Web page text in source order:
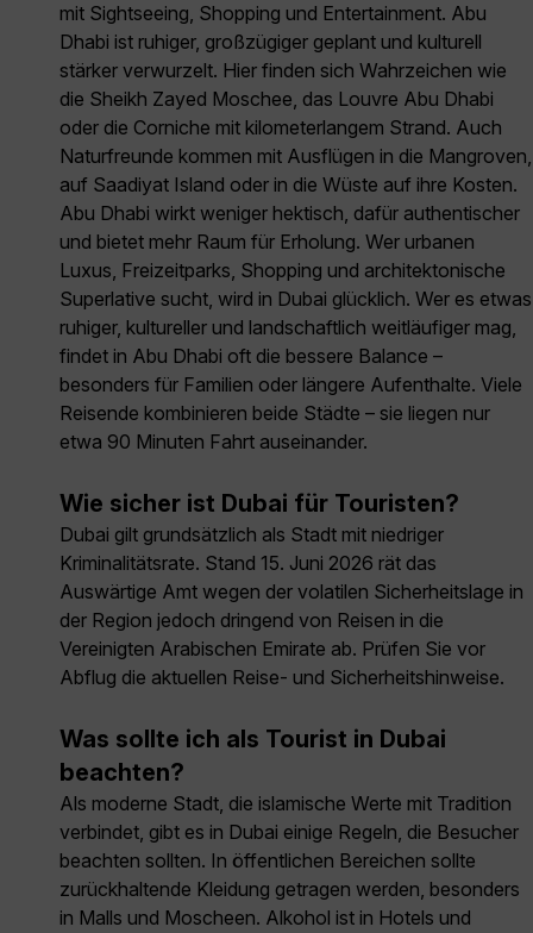
mit Sightseeing, Shopping und Entertainment. Abu
Dhabi ist ruhiger, großzügiger geplant und kulturell
stärker verwurzelt. Hier finden sich Wahrzeichen wie
die Sheikh Zayed Moschee, das Louvre Abu Dhabi
oder die Corniche mit kilometerlangem Strand. Auch
Naturfreunde kommen mit Ausflügen in die Mangroven,
auf Saadiyat Island oder in die Wüste auf ihre Kosten.
Abu Dhabi wirkt weniger hektisch, dafür authentischer
und bietet mehr Raum für Erholung. Wer urbanen
Luxus, Freizeitparks, Shopping und architektonische
Superlative sucht, wird in Dubai glücklich. Wer es etwas
ruhiger, kultureller und landschaftlich weitläufiger mag,
findet in Abu Dhabi oft die bessere Balance –
besonders für Familien oder längere Aufenthalte. Viele
Reisende kombinieren beide Städte – sie liegen nur
etwa 90 Minuten Fahrt auseinander.
Wie sicher ist Dubai für Touristen?
Dubai gilt grundsätzlich als Stadt mit niedriger
Kriminalitätsrate. Stand 15. Juni 2026 rät das
Auswärtige Amt wegen der volatilen Sicherheitslage in
der Region jedoch dringend von Reisen in die
Vereinigten Arabischen Emirate ab. Prüfen Sie vor
Abflug die aktuellen Reise- und Sicherheitshinweise.
Was sollte ich als Tourist in Dubai
beachten?
Als moderne Stadt, die islamische Werte mit Tradition
verbindet, gibt es in Dubai einige Regeln, die Besucher
beachten sollten. In öffentlichen Bereichen sollte
zurückhaltende Kleidung getragen werden, besonders
in Malls und Moscheen. Alkohol ist in Hotels und